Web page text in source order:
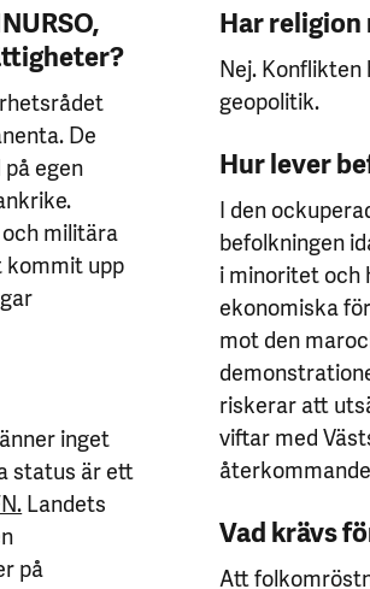
De
egen
militära
kommit upp
inget
status är ett
Landets
på
Har
Nej.
geopolitik.
Hur lever
I den
befolkningen
i minoritet och
ekonomiska
mot den
riskerar att
viftar med
Vad krävs
Att